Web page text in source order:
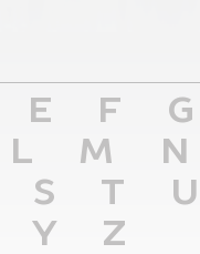
E F
G
L M
N
S T
U
Y Z